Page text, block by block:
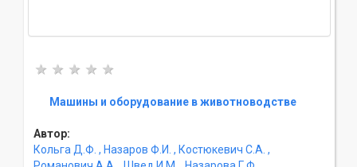
Машины и оборудование в животноводстве
Автор:
Кольга Д.Ф. , Назаров Ф.И. , Костюкевич С.А. ,